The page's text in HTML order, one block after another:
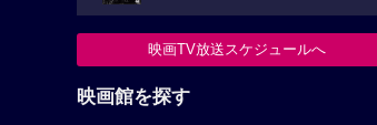
映画TV放送スケジュールへ
映画館を探す